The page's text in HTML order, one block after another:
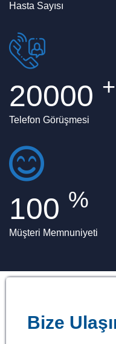
Hasta Sayısı
20000 +
Telefon Görüşmesi
100 %
Müşteri Memnuniyeti
Bize